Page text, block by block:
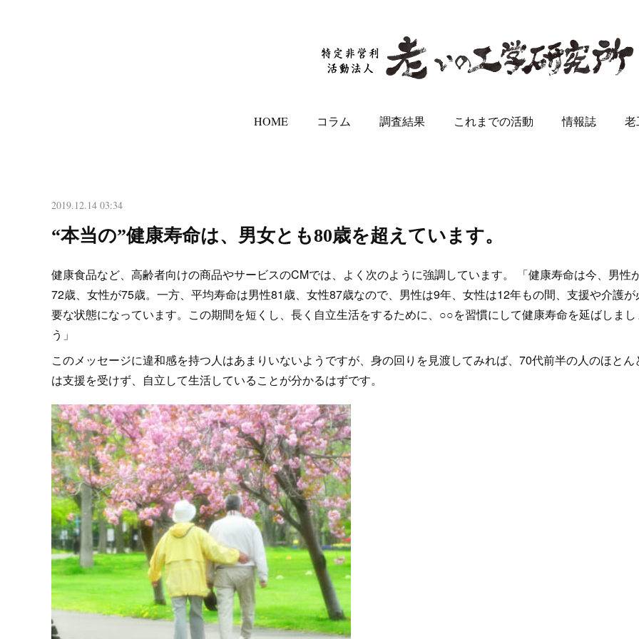
HOME コラム 調査結果 これまでの活動 情報誌 老
2019.12.14 03:34
“本当の”健康寿命は、男女とも80歳を超えています。
健康食品など、高齢者向けの商品やサービスのCMでは、よく次のように強調しています。 「健康寿命は今、男性
72歳、女性が75歳。一方、平均寿命は男性81歳、女性87歳なので、男性は9年、女性は12年もの間、支援や介護が
要な状態になっています。この期間を短くし、長く自立生活をするために、○○を習慣にして健康寿命を延ばしまし
う」
このメッセージに違和感を持つ人はあまりいないようですが、身の回りを見渡してみれば、70代前半の人のほとん
は支援を受けず、自立して生活していることが分かるはずです。